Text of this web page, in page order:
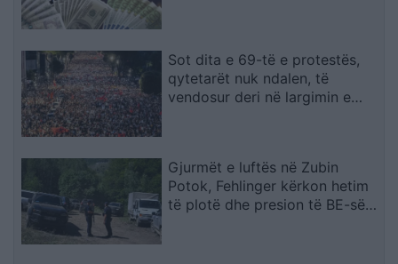
Sot dita e 69-të e protestës,
qytetarët nuk ndalen, të
vendosur deri në largimin e
Gjurmët e luftës në Zubin
Potok, Fehlinger kërkon hetim
të plotë dhe presion të BE-së